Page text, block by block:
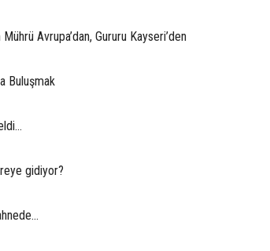
Mührü Avrupa’dan, Gururu Kayseri’den
Buluşmak
gidiyor?